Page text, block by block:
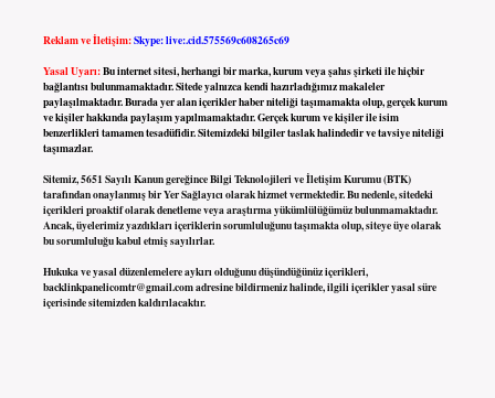
Reklam ve İletişim:Skype: live:.cid.575569c608265c69
Yasal Uyarı:Bu internet sitesi, herhangi bir marka, kurum veya şahıs şirketi ile hiçbir
bağlantısı bulunmamaktadır. Sitede yalnızca kendi hazırladığımız makaleler
paylaşılmaktadır. Burada yer alan içerikler haber niteliği taşımamakta olup, gerçek kurum
ve kişiler hakkında paylaşım yapılmamaktadır. Gerçek kurum ve kişiler ile isim
benzerlikleri tamamen tesadüfidir. Sitemizdeki bilgiler taslak halindedir ve tavsiye niteliği
taşımazlar.
Sitemiz, 5651 Sayılı Kanun gereğince Bilgi Teknolojileri ve İletişim Kurumu (BTK)
tarafından onaylanmış bir Yer Sağlayıcı olarak hizmet vermektedir. Bu nedenle, sitedeki
içerikleri proaktif olarak denetleme veya araştırma yükümlülüğümüz bulunmamaktadır.
Ancak, üyelerimiz yazdıkları içeriklerin sorumluluğunu taşımakta olup, siteye üye olarak
bu sorumluluğu kabul etmiş sayılırlar.
Hukuka ve yasal düzenlemelere aykırı olduğunu düşündüğünüz içerikleri,
backlinkpanelicomtr@gmail.comadresine bildirmeniz halinde, ilgili içerikler yasal süre
içerisinde sitemizden kaldırılacaktır.